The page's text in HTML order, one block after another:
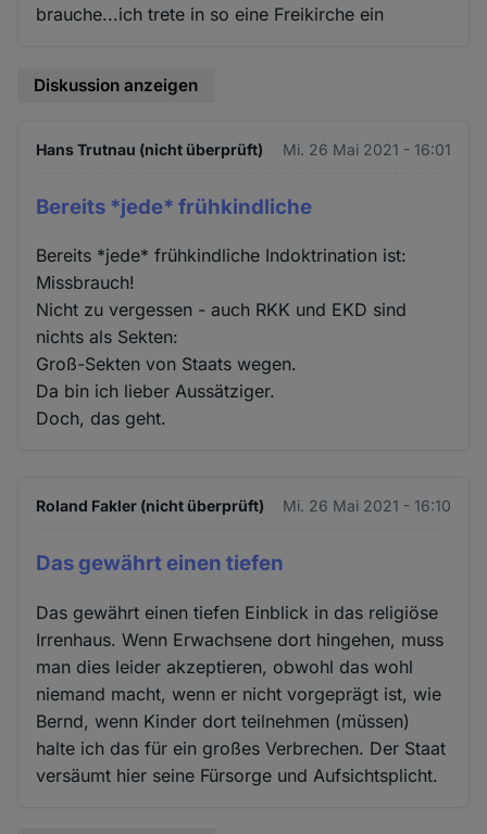
brauche...ich trete in so eine Freikirche ein
Diskussion anzeigen
Hans Trutnau (nicht überprüft) Mi. 26 Mai 2021 - 16:01
Bereits *jede* frühkindliche
Bereits *jede* frühkindliche Indoktrination ist:
Missbrauch!
Nicht zu vergessen - auch RKK und EKD sind
nichts als Sekten:
Groß-Sekten von Staats wegen.
Da bin ich lieber Aussätziger.
Doch, das geht.
Roland Fakler (nicht überprüft) Mi. 26 Mai 2021 - 16:10
Das gewährt einen tiefen
Das gewährt einen tiefen Einblick in das religiöse
Irrenhaus. Wenn Erwachsene dort hingehen, muss
man dies leider akzeptieren, obwohl das wohl
niemand macht, wenn er nicht vorgeprägt ist, wie
Bernd, wenn Kinder dort teilnehmen (müssen)
halte ich das für ein großes Verbrechen. Der Staat
versäumt hier seine Fürsorge und Aufsichtsplicht.